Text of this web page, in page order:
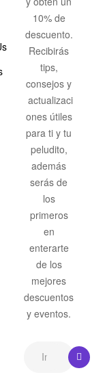
10% de
descuento.
Recibirás
tips,
consejos y
actualizaci
ones útiles
para ti y tu
peludito,
además
serás de
los
primeros
en
enterarte
de los
mejores
descuentos
y eventos.